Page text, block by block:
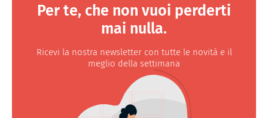
Per te, che non vuoi perderti
mai nulla.
Ricevi la nostra newsletter con tutte le novità e il
meglio della settimana